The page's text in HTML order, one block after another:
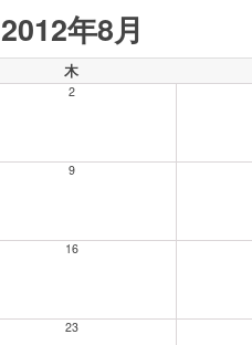
2012年8月
木
2
9
16
23